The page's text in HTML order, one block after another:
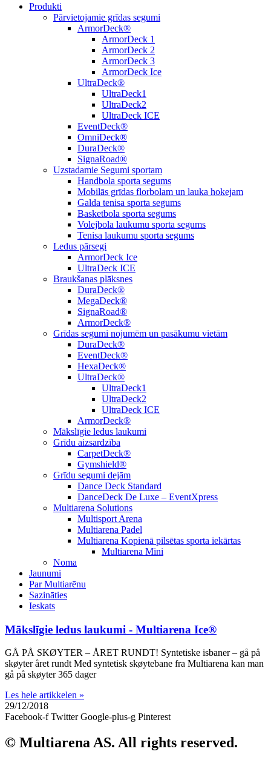
Produkti
Pārvietojamie grīdas segumi
ArmorDeck®
ArmorDeck 1
ArmorDeck 2
ArmorDeck 3
ArmorDeck Ice
UltraDeck®
UltraDeck1
UltraDeck2
UltraDeck ICE
EventDeck®
OmniDeck®
DuraDeck®
SignaRoad®
Uzstadamie Segumi sportam
Handbola sporta segums
Mobilās grīdas florbolam un lauka hokejam
Galda tenisa sporta segums
Basketbola sporta segums
Volejbola laukumu sporta segums
Tenisa laukumu sporta segums
Ledus pārsegi
ArmorDeck Ice
UltraDeck ICE
Braukšanas plāksnes
DuraDeck®
MegaDeck®
SignaRoad®
ArmorDeck®
Grīdas segumi nojumēm un pasākumu vietām
DuraDeck®
EventDeck®
HexaDeck®
UltraDeck®
UltraDeck1
UltraDeck2
UltraDeck ICE
ArmorDeck®
Mākslīgie ledus laukumi
Grīdu aizsardzība
CarpetDeck®
Gymshield®
Grīdu segumi dejām
Dance Deck Standard
DanceDeck De Luxe – EventXpress
Multiarena Solutions
Multisport Arena
Multiarena Padel
Multiarena Kopienā pilsētas sporta iekārtas
Multiarena Mini
Noma
Jaunumi
Par Multiarēnu
Sazināties
Ieskats
Mākslīgie ledus laukumi - Multiarena Ice®
GÅ PÅ SKØYTER – ÅRET RUNDT! Syntetiske isbaner – gå på
skøyter året rundt Med syntetisk skøytebane fra Multiarena kan man
gå på skøyter 365 dager
Les hele artikkelen »
29/12/2018
Facebook-f Twitter Google-plus-g Pinterest
© Multiarena AS. All rights reserved.